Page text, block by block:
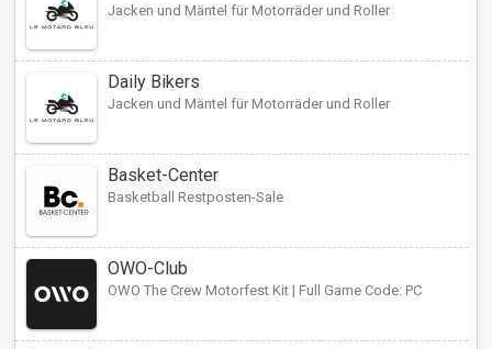
Jacken und Mäntel für Motorräder und Roller
Daily Bikers
Jacken und Mäntel für Motorräder und Roller
Basket-Center
Basketball Restposten-Sale
OWO-Club
OWO The Crew Motorfest Kit | Full Game Code: PC